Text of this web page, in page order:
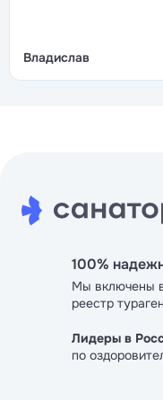
Неплохо.
Владислав
100%
Мы включены
реестр
Лидеры в
по